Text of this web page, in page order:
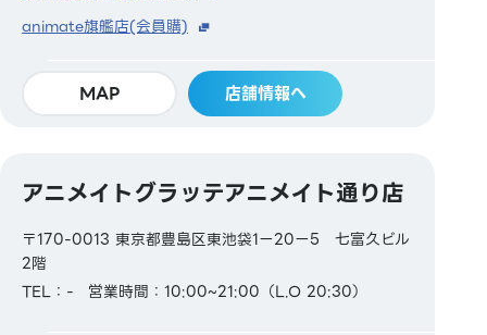
animate旗艦店(会員購)
MAP 店舗情報へ
アニメイトグラッテアニメイト通り店
〒170-0013 東京都豊島区東池袋1ー20ー5 七富久ビル
2階
TEL：-
営業時間：10:00~21:00（L.O 20:30）